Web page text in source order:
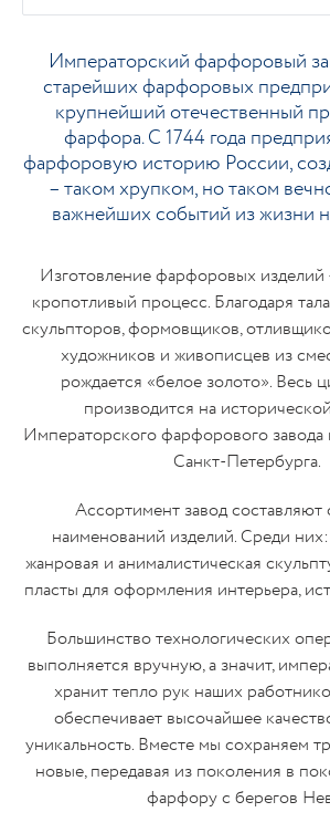
Императорский фарфоровый
старейших фарфоровых
крупнейший отечественный
фарфора. С 1744 года
фарфоровую историю России,
– таком хрупком, но таком
важнейших событий из жизни
Изготовление фарфоровых
кропотливый процесс. Благодаря
скульпторов, формовщиков,
художников и живописцев из
рождается «белое золото». Весь
производится на
Императорского фарфорового
Санкт-Петербурга.
Ассортимент завод
наименований изделий. Среди
жанровая и анималистическая
пласты для оформления интерьера,
Большинство технологических
выполняется вручную, а значит,
хранит тепло рук наших
обеспечивает высочайшее
уникальность. Вместе мы сохраняем
новые, передавая из поколения в
фарфору с берегов